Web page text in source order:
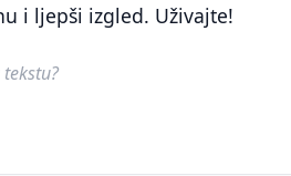
i ljepši izgled. Uživajte!